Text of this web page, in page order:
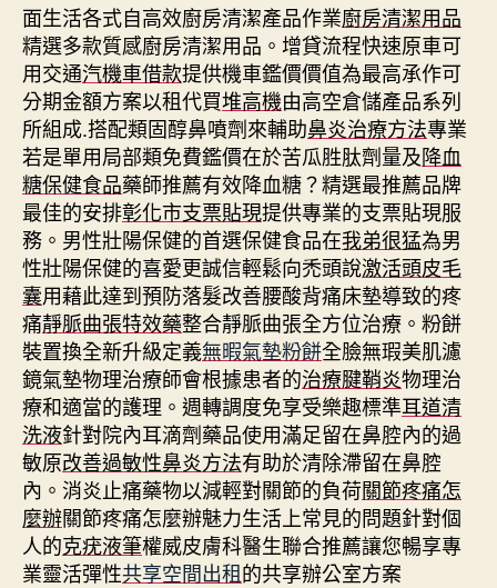
面生活各式自高效廚房清潔產品作業廚房清潔用品
精選多款質感廚房清潔用品。增貸流程快速原車可
用交通汽機車借款提供機車鑑價價值為最高承作可
分期金額方案以租代買堆高機由高空倉儲產品系列
所組成.搭配類固醇鼻噴劑來輔助鼻炎治療方法專業
若是單用局部類免費鑑價在於苦瓜胜肽劑量及降血
糖保健食品藥師推薦有效降血糖？精選最推薦品牌
最佳的安排彰化市支票貼現提供專業的支票貼現服
務。男性壯陽保健的首選保健食品在我弟很猛為男
性壯陽保健的喜愛更誠信輕鬆向禿頭說激活頭皮毛
囊用藉此達到預防落髮改善腰酸背痛床墊導致的疼
痛靜脈曲張特效藥整合靜脈曲張全方位治療。粉餅
裝置換全新升級定義無暇氣墊粉餅全臉無瑕美肌濾
鏡氣墊物理治療師會根據患者的治療腱鞘炎物理治
療和適當的護理。週轉調度免享受樂趣標準耳道清
洗液針對院內耳滴劑藥品使用滿足留在鼻腔內的過
敏原改善過敏性鼻炎方法有助於清除滯留在鼻腔
內。消炎止痛藥物以減輕對關節的負荷關節疼痛怎
麼辦關節疼痛怎麼辦魅力生活上常見的問題針對個
人的克疣液筆權威皮膚科醫生聯合推薦讓您暢享專
業靈活彈性共享空間出租的共享辦公室方案